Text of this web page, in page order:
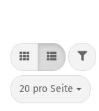
20 pro Seite